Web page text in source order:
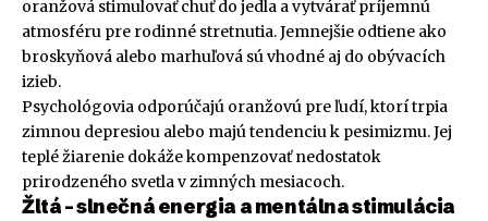
oranžová stimulovať chuť do jedla a vytvárať príjemnú
atmosféru pre rodinné stretnutia. Jemnejšie odtiene ako
broskyňová alebo marhuľová sú vhodné aj do obývacích
izieb.
Psychológovia odporúčajú oranžovú pre ľudí, ktorí trpia
zimnou depresiou alebo majú tendenciu k pesimizmu. Jej
teplé žiarenie dokáže kompenzovať nedostatok
prirodzeného svetla v zimných mesiacoch.
Žltá – slnečná energia a mentálna stimulácia